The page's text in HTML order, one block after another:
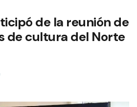
de la reunión de
de cultura del Norte